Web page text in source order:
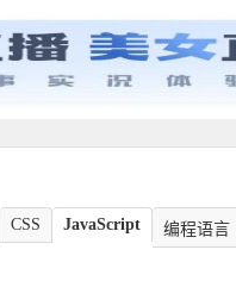
CSS JavaScript 编程语言